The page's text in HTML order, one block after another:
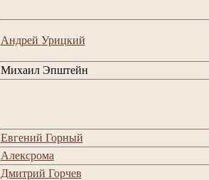
Андрей Урицкий
Михаил Эпштейн
Евгений Горный
Алексрома
Дмитрий Горчев